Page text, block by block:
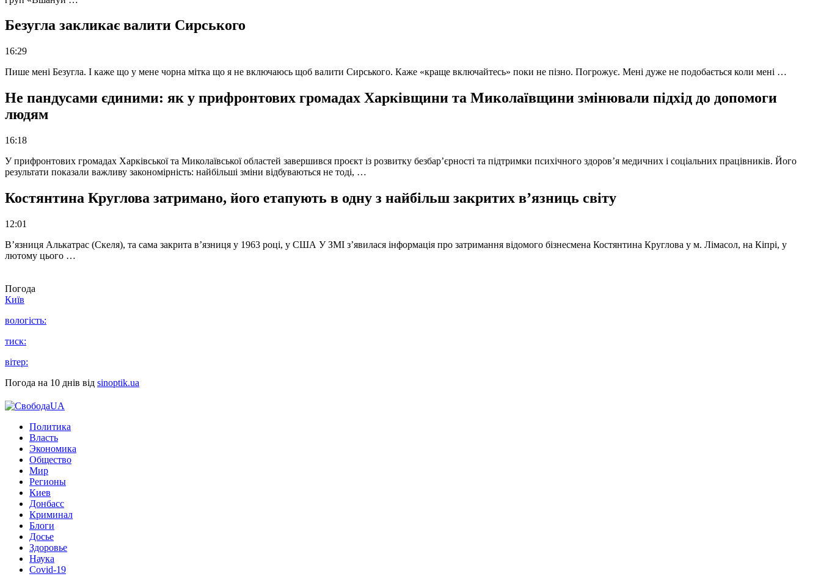
Безугла закликає валити Сирського
16:29
Пише мені Безугла. І каже що у мене чорна мітка що я не включаюсь щоб валити Сирського. Каже «краще включайтесь» поки не пізно. Погрожує. Мені дуже не подобається коли мені …
Не пандусами єдиними: як у прифронтових громадах Харківщини та Миколаївщини змінювали підхід до допомоги
людям
16:18
У прифронтових громадах Харківської та Миколаївської областей завершився проєкт із розвитку безбар’єрності та підтримки психічного здоров’я медичних і соціальних працівників. Його
результати показали важливу закономірність: найбільші зміни відбуваються не тоді, …
Костянтина Круглова затримано, його етапують в одну з найбільш закритих в’язниць світу
12:01
В’язниця Алькатрас (Скеля), та сама закрита в’язниця у 1963 році, у США У ЗМІ з’явилася інформація про затримання відомого бізнесмена Костянтина Круглова у м. Лімасол, на Кіпрі, у
лютому цього …
Погода
Київ
вологість:
тиск:
вітер:
Погода на 10 днів від sinoptik.ua
Политика
Власть
Экономика
Общество
Мир
Регионы
Киев
Донбасс
Криминал
Блоги
Досье
Здоровье
Наука
Covid-19